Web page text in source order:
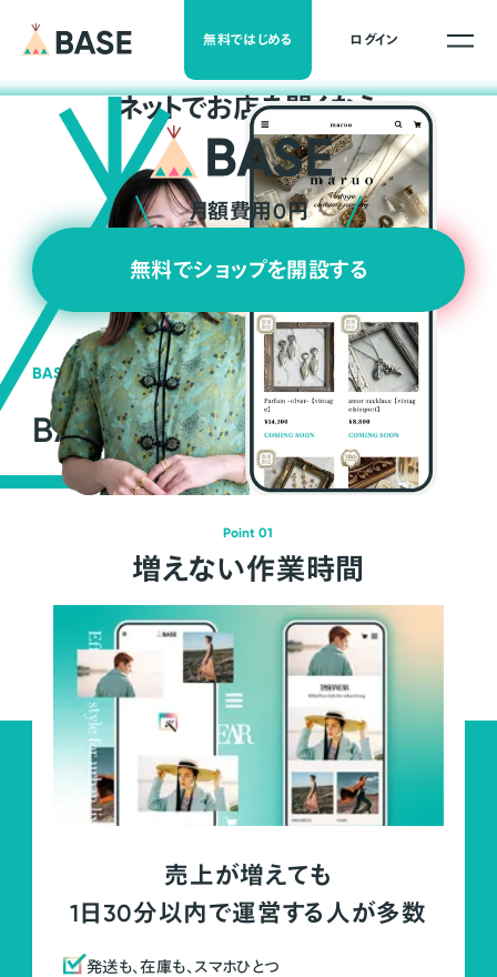
無料ではじめる ログイン
ネットでお店を開くなら
月額費用0円
無料でショップを開設する
BASEの強み
BASEが強い3つの理由
Point 01
増えない作業時間
売上が増えても
1日30分以内で運営する人が多数
発送も、在庫も、スマホひとつ